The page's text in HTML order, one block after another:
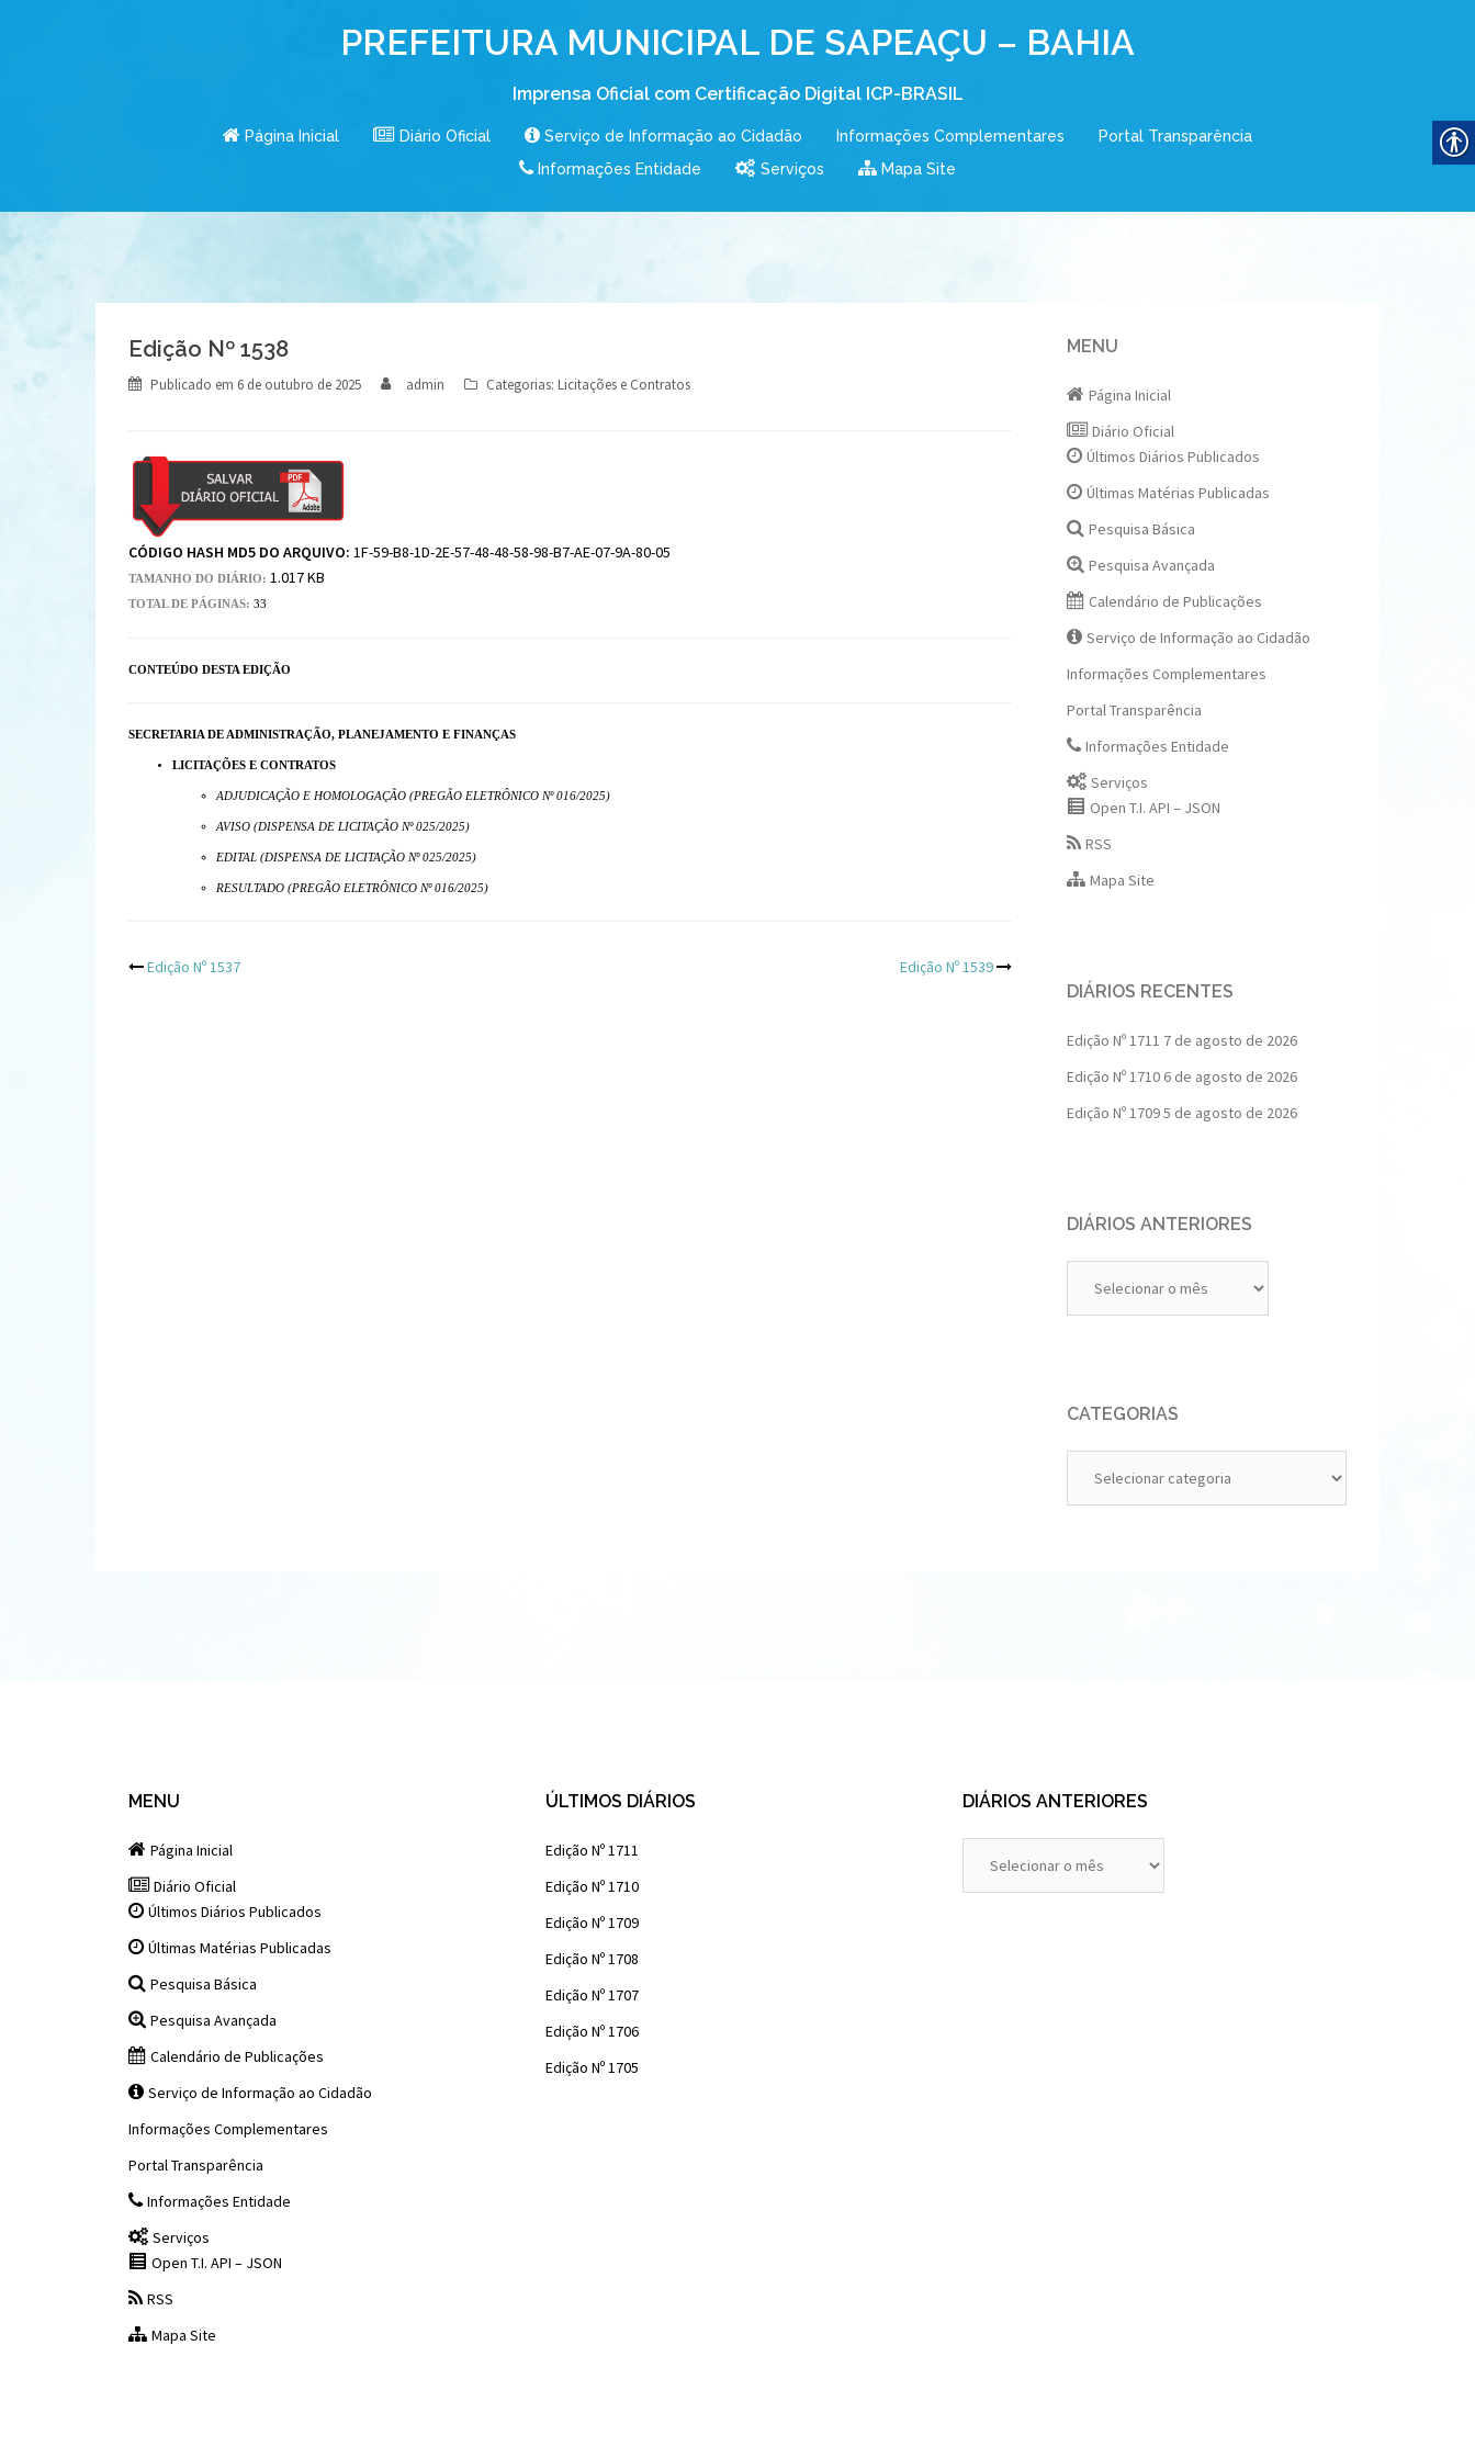
PREFEITURA MUNICIPAL DE SAPEAÇU – BAHIA
Imprensa Oficial com Certificação Digital ICP-BRASIL
Página Inicial Diário Oficial Serviço de Informação ao Cidadão Informações Complementares
Portal Transparência
Informações Entidade
Serviços Mapa Site
Edição Nº 1538
Publicado em 6 de outubro de 2025 admin Categorias: Licitações e Contratos
CÓDIGO HASH MD5 DO ARQUIVO: 1F-59-B8-1D-2E-57-48-48-58-98-B7-AE-07-9A-80-05
TAMANHO DO DIÁRIO: 1.017 KB
TOTAL DE PÁGINAS: 33
CONTEÚDO DESTA EDIÇÃO
SECRETARIA DE ADMINISTRAÇÃO, PLANEJAMENTO E FINANÇAS
LICITAÇÕES E CONTRATOS
ADJUDICAÇÃO E HOMOLOGAÇÃO (PREGÃO ELETRÔNICO Nº 016/2025)
AVISO (DISPENSA DE LICITAÇÃO Nº 025/2025)
EDITAL (DISPENSA DE LICITAÇÃO Nº 025/2025)
RESULTADO (PREGÃO ELETRÔNICO Nº 016/2025)
Post
Edição Nº 1537 Edição Nº 1539
MENU
Página Inicial
Diário Oficial
Últimos Diários Publicados
Últimas Matérias Publicadas
Pesquisa Básica
Pesquisa Avançada
Calendário de Publicações
Serviço de Informação ao Cidadão
Informações Complementares
Portal Transparência
Informações Entidade
Serviços
Open T.I. API – JSON
RSS
Mapa Site
DIÁRIOS RECENTES
Edição Nº 1711 7 de agosto de 2026
Edição Nº 1710 6 de agosto de 2026
Edição Nº 17095 de agosto de 2026
DIÁRIOS ANTERIORES
Anteriores
CATEGORIAS
MENU
Página Inicial
Diário Oficial
Últimos Diários Publicados
Últimas Matérias Publicadas
Pesquisa Básica
Pesquisa Avançada
Calendário de Publicações
Serviço de Informação ao Cidadão
Informações Complementares
Portal Transparência
Informações Entidade
Serviços
Open T.I. API – JSON
RSS
Mapa Site
ÚLTIMOS DIÁRIOS
Edição Nº 1711
Edição Nº 1710
Edição Nº 1709
Edição Nº 1708
Edição Nº 1707
Edição Nº 1706
Edição Nº 1705
DIÁRIOS ANTERIORES
Anteriores